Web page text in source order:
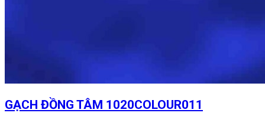
GẠCH ĐỒNG TÂM 1020COLOUR011